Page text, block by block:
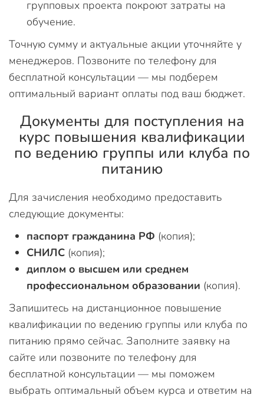
групповых проекта покроют затраты на
обучение.
Точную сумму и актуальные акции уточняйте у
менеджеров. Позвоните по телефону для
бесплатной консультации — мы подберем
оптимальный вариант оплаты под ваш бюджет.
Документы для поступления на
курс повышения квалификации
по ведению группы или клуба по
питанию
Для зачисления необходимо предоставить
следующие документы:
паспорт гражданина РФ (копия);
СНИЛС (копия);
диплом о высшем или среднем
профессиональном образовании (копия).
Запишитесь на дистанционное повышение
квалификации по ведению группы или клуба по
питанию прямо сейчас. Заполните заявку на
сайте или позвоните по телефону для
бесплатной консультации — мы поможем
выбрать оптимальный объем курса и ответим на